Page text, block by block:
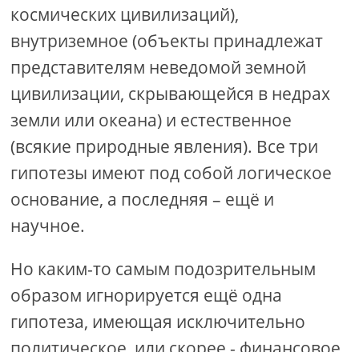
космических цивилизаций),
внутриземное (объекты принадлежат
представителям неведомой земной
цивилизации, скрывающейся в недрах
земли или океана) и естественное
(всякие природные явления). Все три
гипотезы имеют под собой логическое
основание, а последняя – ещё и
научное.
Но каким-то самым подозрительным
образом игнорируется ещё одна
гипотеза, имеющая исключительно